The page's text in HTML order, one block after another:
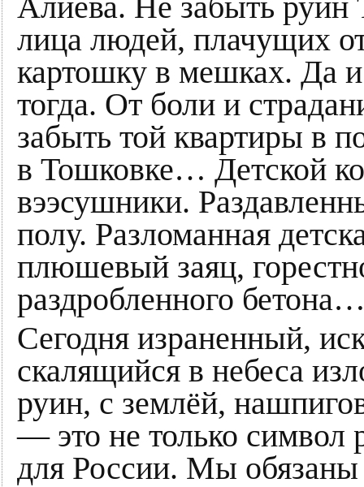
лица людей, плачущих
картошку в мешках. Да
тогда. От боли и
забыть той квартиры в
в Тошковке… Детской
вээсушники.
полу. Разломанная
плюшевый заяц,
раздробленного
Сегодня израненный,
скалящийся в небеса
руин, с землёй,
— это не только символ
для России. Мы обязаны